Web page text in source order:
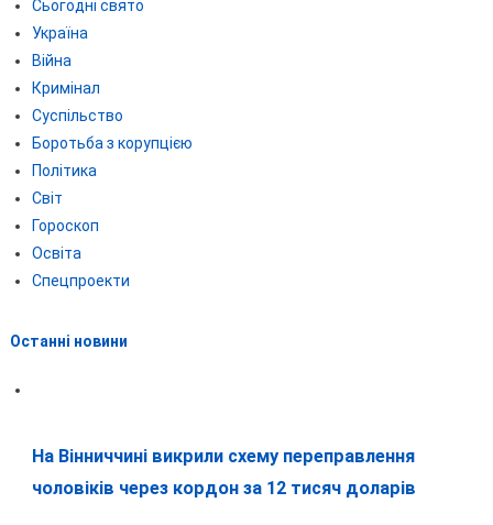
Сьогодні свято
Україна
Війна
Кримінал
Суспільство
Боротьба з корупцією
Політика
Світ
Гороскоп
Освіта
Спецпроекти
Останні новини
На Вінниччині викрили схему переправлення
чоловіків через кордон за 12 тисяч доларів